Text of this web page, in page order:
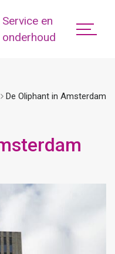
Service en
onderhoud
De Oliphant in Amsterdam